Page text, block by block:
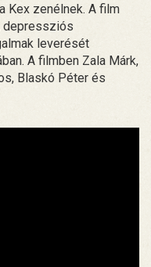
Kex zenélnek. A film
depressziós
leverését
A filmben Zala Márk,
Blaskó Péter és